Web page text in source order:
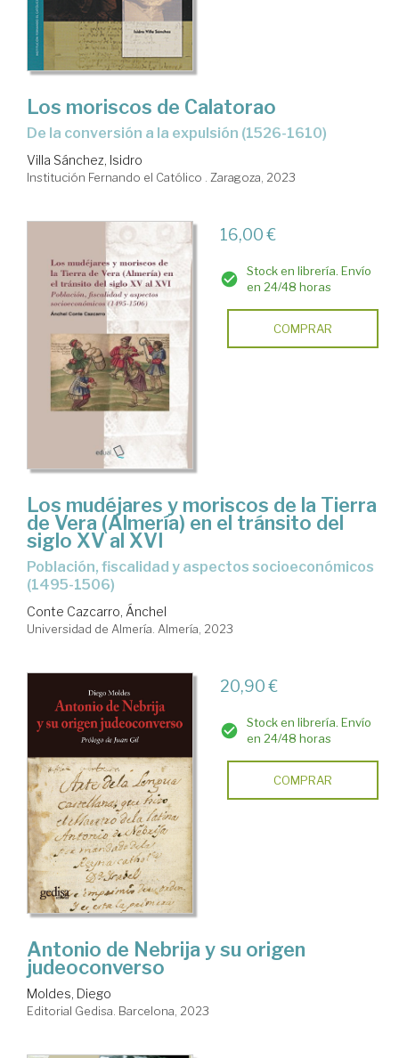
Los moriscos de Calatorao
de la conversión a la expulsión (1526-1610)
Villa Sánchez, Isidro
Institución Fernando el Católico . Zaragoza, 2023
16,00 €
Stock en librería. Envío
en 24/48 horas
COMPRAR
Los mudéjares y moriscos de la Tierra
de Vera (Almería) en el tránsito del
siglo XV al XVI
Población, fiscalidad y aspectos socioeconómicos
(1495-1506)
Conte Cazcarro, Ánchel
Universidad de Almería. Almería, 2023
20,90 €
Stock en librería. Envío
en 24/48 horas
COMPRAR
Antonio de Nebrija y su origen
judeoconverso
Moldes, Diego
Editorial Gedisa. Barcelona, 2023